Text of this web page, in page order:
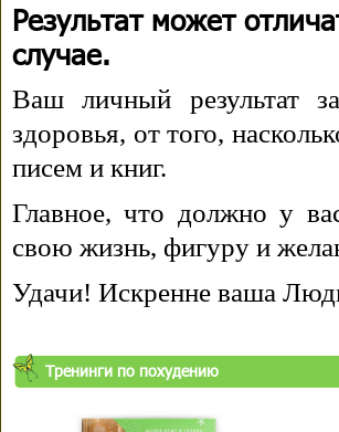
Результат может
случае.
Ваш личный результат
здоровья, от того,
писем и книг.
Главное, что должно у
свою жизнь, фигуру и
Удачи! Искренне ваша
Тренинги по похудению